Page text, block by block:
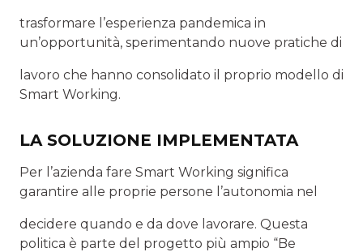
trasformare l’esperienza pandemica in
un’opportunità, sperimentando nuove pratiche di
lavoro che hanno consolidato il proprio modello di
Smart Working.
LA SOLUZIONE IMPLEMENTATA
Per l’azienda fare Smart Working significa
garantire alle proprie persone l’autonomia nel
decidere quando e da dove lavorare. Questa
politica è parte del progetto più ampio “Be